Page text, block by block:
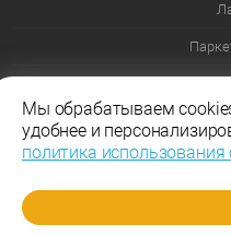
Мы обрабатываем
удобнее и
политика использования